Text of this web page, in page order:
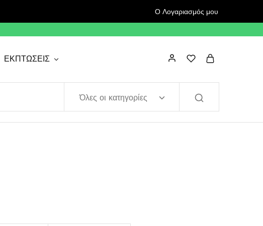
Ο Λογαριασμός μου
ΕΚΠΤΩΣΕΙΣ
Όλες οι κατηγορίες